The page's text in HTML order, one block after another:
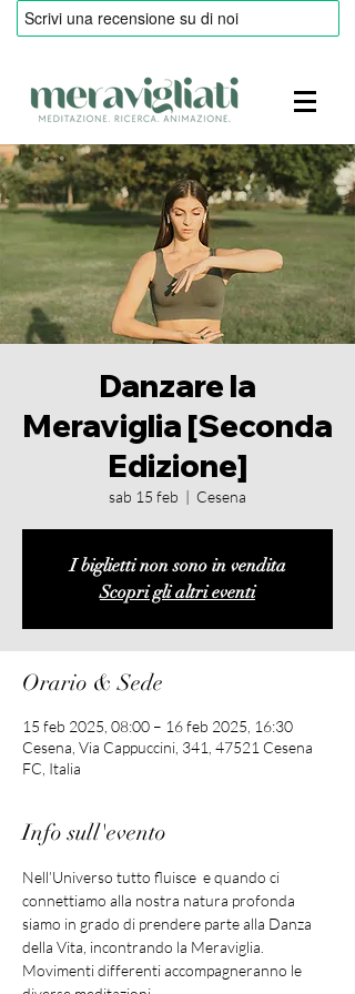
Danzare la
Meraviglia [Seconda
Edizione]
sab 15 feb
  |
Cesena
I biglietti non sono in vendita
Scopri gli altri eventi
Orario & Sede
15 feb 2025, 08:00 – 16 feb 2025, 16:30
Cesena, Via Cappuccini, 341, 47521 Cesena
FC, Italia
Info sull'evento
Nell’Universo tutto fluisce  e quando ci
connettiamo alla nostra natura profonda
siamo in grado di prendere parte alla Danza
della Vita, incontrando la Meraviglia.
Movimenti differenti accompagneranno le